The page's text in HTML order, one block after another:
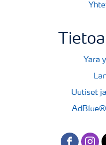
Yara
Uutiset
AdBlue®
facebook